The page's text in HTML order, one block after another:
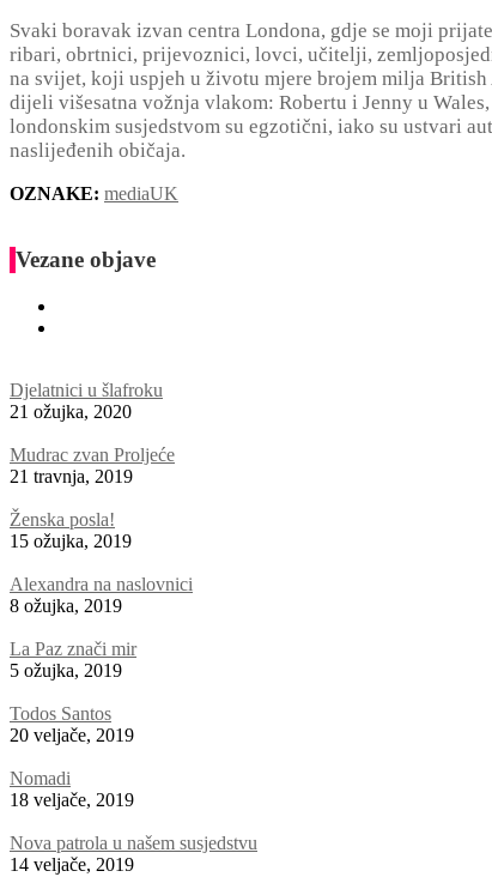
Svaki boravak izvan centra Londona, gdje se moji
ribari, obrtnici, prijevoznici, lovci, učitelji,
na svijet, koji uspjeh u životu mjere brojem milja
dijeli višesatna vožnja vlakom: Robertu i Jenny u
londonskim susjedstvom su egzotični, iako su ustvari
naslijeđenih običaja.
OZNAKE: mediaUK
Vezane objave
Djelatnici u šlafroku
21 ožujka, 2020
Mudrac zvan Proljeće
21 travnja, 2019
Ženska posla!
15 ožujka, 2019
Alexandra na naslovnici
8 ožujka, 2019
La Paz znači mir
5 ožujka, 2019
Todos Santos
20 veljače, 2019
Nomadi
18 veljače, 2019
Nova patrola u našem susjedstvu
14 veljače, 2019